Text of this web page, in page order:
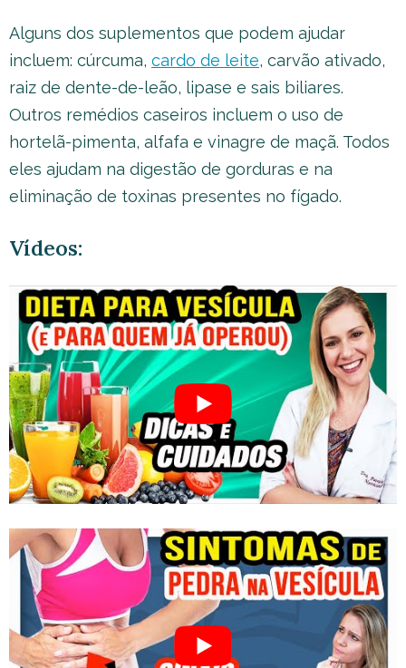
Alguns dos suplementos que podem ajudar
incluem: cúrcuma, cardo de leite, carvão ativado,
raiz de dente-de-leão, lipase e sais biliares.
Outros remédios caseiros incluem o uso de
hortelã-pimenta, alfafa e vinagre de maçã. Todos
eles ajudam na digestão de gorduras e na
eliminação de toxinas presentes no fígado.
Vídeos: